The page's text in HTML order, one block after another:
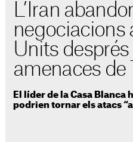
L’Iran
negociacions
Units després
amenaces de
El líder de la Casa Blanca
podrien tornar els atacs